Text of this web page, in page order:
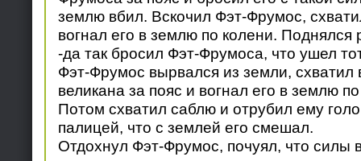
землю вбил. Вскочил Фэт-Фрумос,
вогнал его в землю по колени. Поднялся
-да так бросил Фэт-Фрумоса, что ушел
Фэт-Фрумос вырвался из земли, схватил
великана за пояс и вогнал его в землю
Потом схватил саблю и отрубил ему
палицей, что с землей его смешал.
Отдохнул Фэт-Фрумос, почуял, что силы